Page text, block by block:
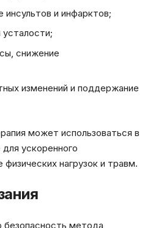
инсультов и инфарктов;
снижение
изменений и поддержание
может использоваться в
ускоренного
нагрузок и травм.
метода,